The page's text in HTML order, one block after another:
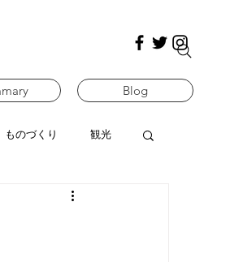
Blog
ものづくり 観光